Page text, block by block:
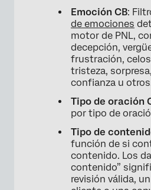
Emoción CB:
de emociones
motor de PNL,
decepción,
frustración,
tristeza,
confianza u
Tipo de oración
por tipo de
Tipo de
función de si
contenido. Los
contenido”
revisión válida,